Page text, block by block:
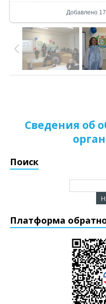
Добавлено17
Сведения об
Поиск
Платформа